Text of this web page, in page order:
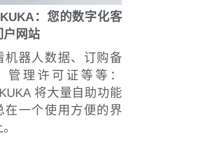
：您的数字化客
户网站
机器人数据、订购备
管理许可证等等：
将大量自助功能
在一个使用方便的界